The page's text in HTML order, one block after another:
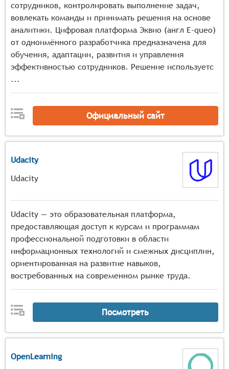
сотрудников, контролировать выполнение задач,
вовлекать команды и принимать решения на основе
аналитики. Цифровая платформа Эквио (англ E-queo)
от одноимённого разработчика предназначена для
обучения, адаптации, развития и управления
эффективностью сотрудников. Решение используетс
...
Официальный сайт
Udacity
Udacity
Udacity — это образовательная платформа,
предоставляющая доступ к курсам и программам
профессиональной подготовки в области
информационных технологий и смежных дисциплин,
ориентированная на развитие навыков,
востребованных на современном рынке труда.
Посмотреть
OpenLearning